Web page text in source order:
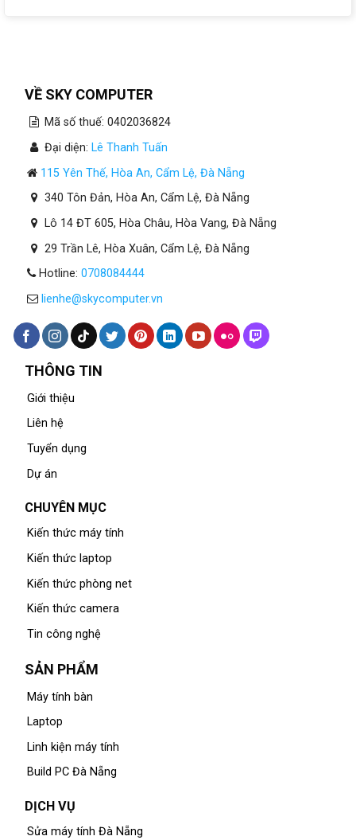
Bao
VỀ SKY COMPUTER
Mã số thuế: 0402036824
Đại diện: Lê Thanh Tuấn
115 Yên Thế, Hòa An, Cẩm Lệ, Đà Nẵng
340 Tôn Đản, Hòa An, Cẩm Lệ, Đà Nẵng
Lô 14 ĐT 605, Hòa Châu, Hòa Vang, Đà Nẵng
29 Trần Lê, Hòa Xuân, Cẩm Lệ, Đà Nẵng
Hotline: 0708084444
lienhe@skycomputer.vn
THÔNG TIN
Giới thiệu
Liên hệ
Tuyển dụng
Dự án
CHUYÊN MỤC
Kiến thức máy tính
Kiến thức laptop
Kiến thức phòng net
Kiến thức camera
Tin công nghệ
SẢN PHẨM
Máy tính bàn
Laptop
Linh kiện máy tính
Build PC Đà Nẵng
DỊCH VỤ
Sửa máy tính Đà Nẵng